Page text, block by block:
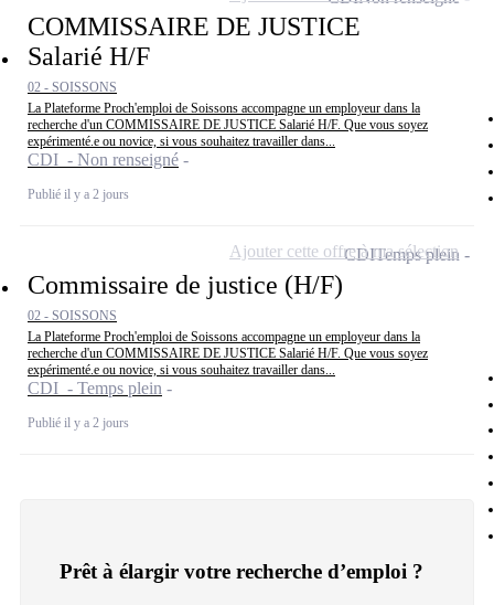
COMMISSAIRE DE JUSTICE
Salarié H/F
02 - SOISSONS
La Plateforme Proch'emploi de Soissons accompagne un employeur dans la
recherche d'un COMMISSAIRE DE JUSTICE Salarié H/F. Que vous soyez
expérimenté.e ou novice, si vous souhaitez travailler dans...
CDI - Non renseigné
Publié il y a 2 jours
Commissaire de justice (H/F)
02 - SOISSONS
La Plateforme Proch'emploi de Soissons accompagne un employeur dans la
recherche d'un COMMISSAIRE DE JUSTICE Salarié H/F. Que vous soyez
expérimenté.e ou novice, si vous souhaitez travailler dans...
CDI - Temps plein
Publié il y a 2 jours
CDITemps plein
Ajouter cette offre à ma sélection
Prêt à élargir votre recherche d’emploi ?